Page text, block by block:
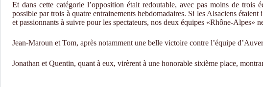
Et dans cette catégorie l’opposition était redoutable, avec pas moins de trois
possible par trois à quatre entrainements hebdomadaires. Si les Alsaciens étaient
et passionnants à suivre pour les spectateurs, nos deux équipes «Rhône-Alpes»
Jean-Maroun et Tom, après notamment une belle victoire contre l’équipe
Jonathan et Quentin, quant à eux, virèrent à une honorable sixième place,